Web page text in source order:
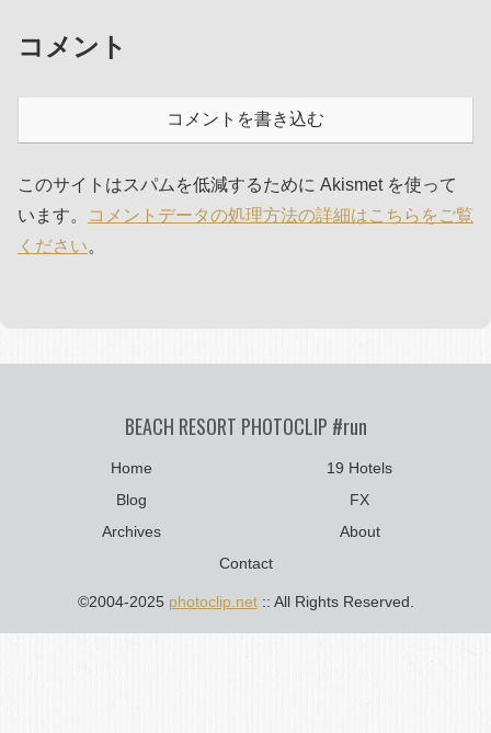
コメント
コメントを書き込む
このサイトはスパムを低減するために Akismet を使って
います。
コメントデータの処理方法の詳細はこちらをご覧
ください。
BEACH RESORT PHOTOCLIP #run
Home
19 Hotels
Blog
FX
Archives
About
Contact
©2004-2025 photoclip.net:: All Rights Reserved.